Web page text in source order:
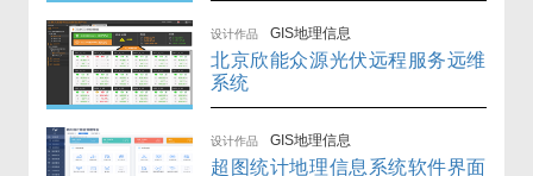
设计作品 GIS地理信息
北京欣能众源光伏远程服务远维
系统
设计作品 GIS地理信息
超图统计地理信息系统软件界面